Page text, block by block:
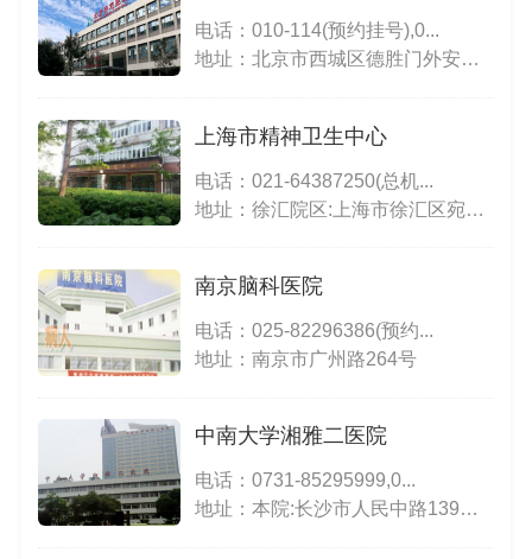
电话： 010-114(预约挂号),0...
地址：北京市西城区德胜门外安康胡同5号(德胜门城楼北侧路西)
上海市精神卫生中心
电话： 021-64387250(总机...
地址：徐汇院区:上海市徐汇区宛平南路600号;闵行院区:上海市区沪闵路3210号
南京脑科医院
电话： 025-82296386(预约...
地址：南京市广州路264号
中南大学湘雅二医院
电话： 0731-85295999,0...
地址：本院:长沙市人民中路139号;五官科楼:韶山北路168号(湖南大剧院对面)